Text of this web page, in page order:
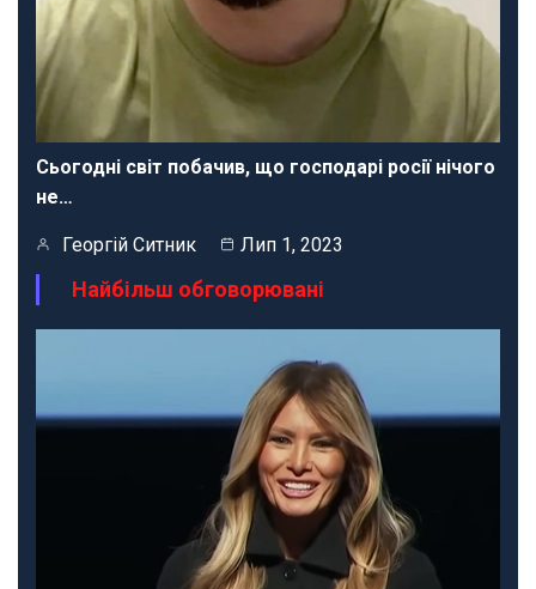
Сьогодні світ побачив, що господарі росії нічого
не…
Георгій Ситник Лип 1, 2023
Найбільш обговорювані